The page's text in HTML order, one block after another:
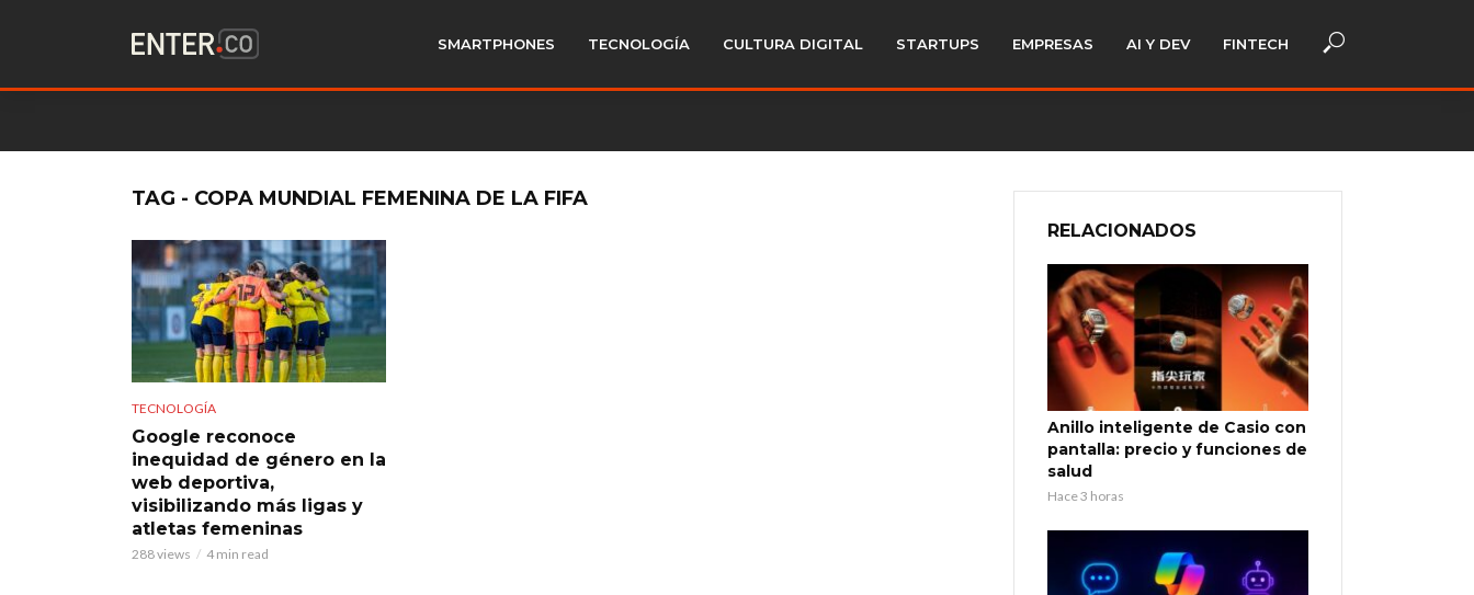
SMARTPHONES TECNOLOGÍA CULTURA DIGITAL STARTUPS EMPRESAS AI Y DEV FINTECH
TAG - COPA MUNDIAL FEMENINA DE LA FIFA
TECNOLOGÍA
Google reconoce
inequidad de género en la
web deportiva,
visibilizando más ligas y
atletas femeninas
288 views 4 min read
RELACIONADOS
Anillo inteligente de Casio con
pantalla: precio y funciones de
salud
Hace 3 horas